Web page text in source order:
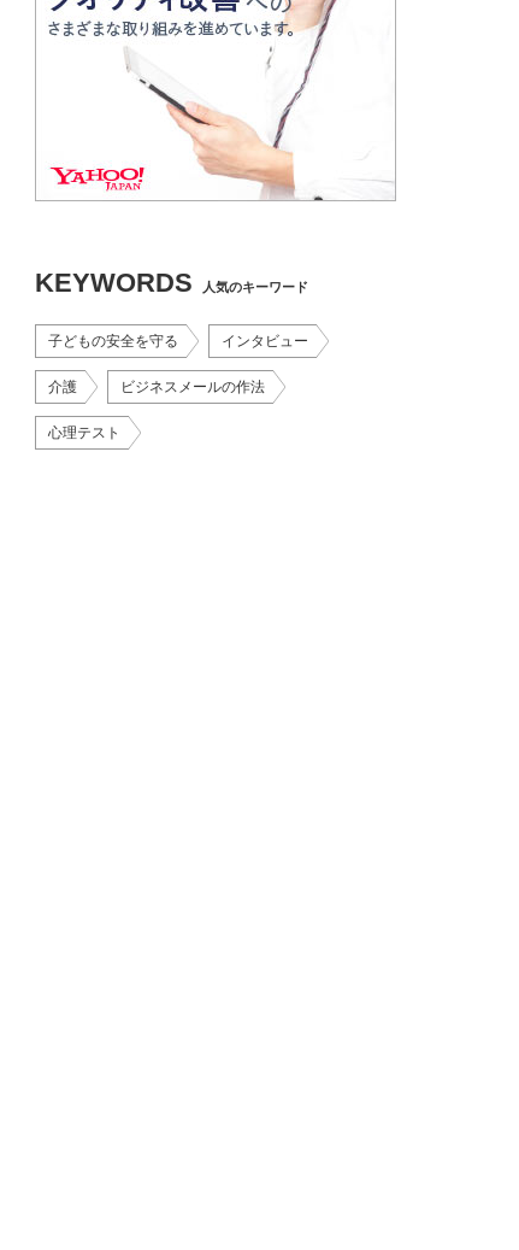
KEYWORDS 人気のキーワード
子どもの安全を守る インタビュー
介護 ビジネスメールの作法
心理テスト